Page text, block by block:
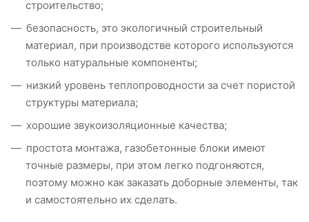
строительство;
безопасность, это экологичный строительный
материал, при производстве которого используются
только натуральные компоненты;
низкий уровень теплопроводности за счет пористой
структуры материала;
хорошие звукоизоляционные качества;
простота монтажа, газобетонные блоки имеют
точные размеры, при этом легко подгоняются,
поэтому можно как заказать доборные элементы, так
и самостоятельно их сделать.